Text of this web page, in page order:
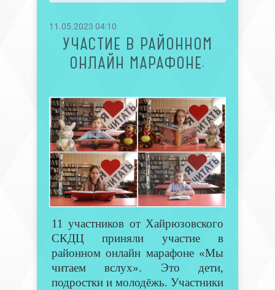
11.05.2023 04:10
УЧАСТИЕ В РАЙОННОМ
ОНЛАЙН МАРАФОНЕ.
11 участников от Хайрюзовского
СКДЦ приняли участие в
районном онлайн марафоне «Мы
читаем вслух». Это дети,
подростки и молодёжь. Участники